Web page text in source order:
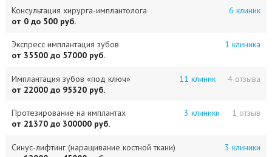
Консультация хирурга-имплантолога
6 клиник
от 0 до 500 руб.
Экспресс имплантация зубов
1 клиника
от 35500 до 57000 руб.
Имплантация зубов «под ключ» 4 отзыва
11 клиник
от 22000 до 95320 руб.
Протезирование на имплантах 1 отзыв
3 клиники
от 21370 до 300000 руб.
Синус-лифтинг (наращивание костной ткани)
3 клиники